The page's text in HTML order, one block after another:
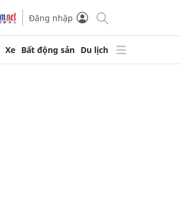
Đăng nhập
Xe Bất động sản Du lịch